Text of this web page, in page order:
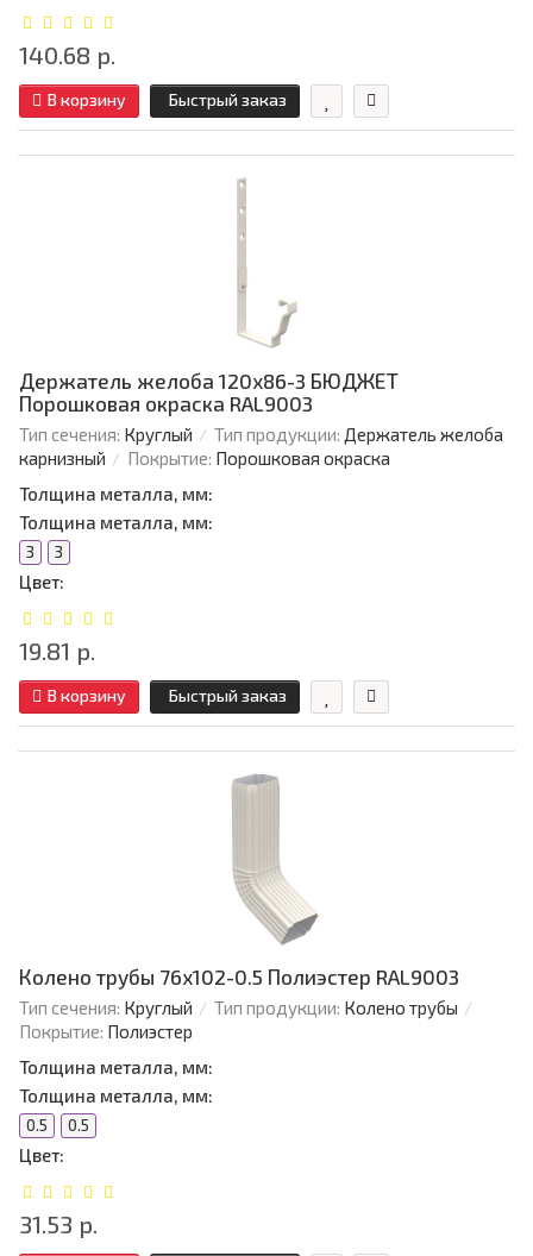
140.68 р.
В корзину Быстрый заказ
Держатель желоба 120х86-3 БЮДЖЕТ
Порошковая окраска RAL9003
Тип сечения: Круглый Тип продукции: Держатель желоба
карнизный
Покрытие: Порошковая окраска
Толщина металла, мм:
Толщина металла, мм:
3 3
Цвет:
19.81 р.
В корзину Быстрый заказ
Колено трубы 76х102-0.5 Полиэстер RAL9003
Тип сечения: Круглый Тип продукции: Колено трубы
Покрытие: Полиэстер
Толщина металла, мм:
Толщина металла, мм:
0.5 0.5
Цвет:
31.53 р.